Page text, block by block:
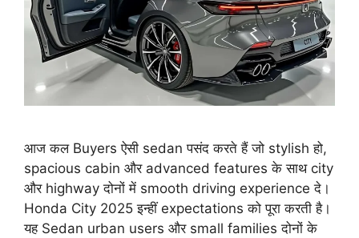
आज कल Buyers ऐसी sedan पसंद करते हैं जो stylish हो,
spacious cabin और advanced features के साथ city
और highway दोनों में smooth driving experience दे।
Honda City 2025 इन्हीं expectations को पूरा करती है।
यह Sedan urban users और small families दोनों के